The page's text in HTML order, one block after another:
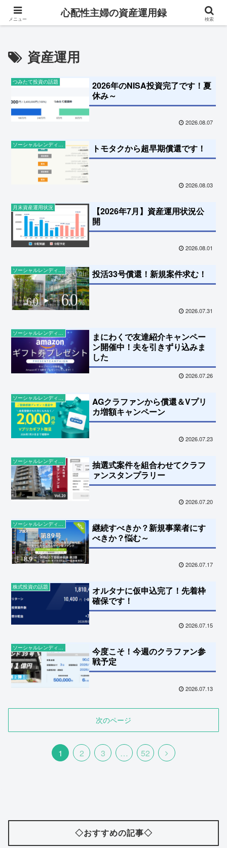
専業主婦が対人ストレス0・完全在宅でお金を稼ぐ成長ブログ
資産運用
つみたて投資の話題
2026年のNISA投資完了です！夏
休み～
2026.08.07
トモタクから超早期償還です！
2026.08.03
月末資産運用状況
【2026年7月】資産運用状況公
開
2026.08.01
ソーシャルレンディングの話題 投活33号償還！新規案件求む！
2026.07.31
ソーシャルレンディングの話題
まにわくで友達紹介キャンペー
ン開催中！夫を引きずり込みま
した
2026.07.26
ソーシャルレンディングの話題
AGクラファンから償還＆Vプリ
カ増額キャンペーン
2026.07.23
抽選式案件を組合わせてクラフ
ァンスタンプラリー
2026.07.20
継続すべきか？新規事業者にす
べきか？悩む～
2026.07.17
株式投資の話題
オルタナに仮申込完了！先着枠
確保です！
2026.07.15
ソーシャルレンディングの話題
今度こそ！今週のクラファン参
戦予定
2026.07.13
次のページ
1 2 3 … 52
次
◇おすすめの記事◇
メニュー 心配性主婦の資産運用録 検索